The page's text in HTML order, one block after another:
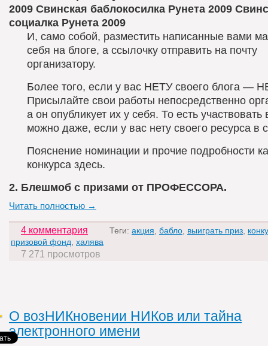
2009 Свинская баблокосилка Рунета 2009
социалка Рунета 2009
И, само собой, разместить написанные вами
себя на блоге, а ссылочку отправить на почту
организатору.
Более того, если у вас НЕТУ своего блога —
Присылайте свои работы непосредственно
а он опубликует их у себя. То есть участвовать
можно даже, если у вас нету своего ресурса в
Пояснение номинации и прочие подробности
конкурса здесь.
2. Блешмоб с призами от ПРОФЕССОРА.
Читать полностью →
4 комментария Теги: акция бабло выиграть приз
призовой фонд халява
7 271 просмотров
О возНИКновении НИКов или тайна
электронного имени